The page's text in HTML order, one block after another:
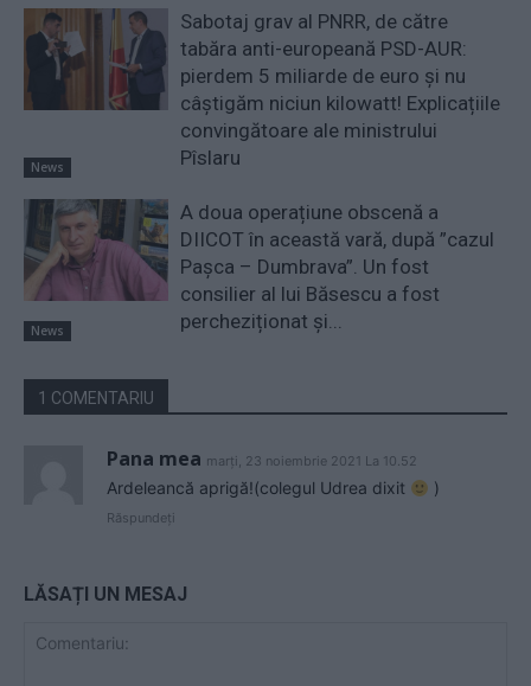
News
Sabotaj grav al PNRR, de către
tabăra anti-europeană PSD-AUR:
pierdem 5 miliarde de euro și nu
câștigăm niciun kilowatt! Explicațiile
convingătoare ale ministrului
Pîslaru
News
A doua operațiune obscenă a
DIICOT în această vară, după ”cazul
Pașca – Dumbrava”. Un fost
consilier al lui Băsescu a fost
percheziționat și...
1 COMENTARIU
Pana mea marți, 23 noiembrie 2021 La 10.52
Ardeleancă aprigă!(colegul Udrea dixit )
Răspundeți
LĂSAȚI UN MESAJ